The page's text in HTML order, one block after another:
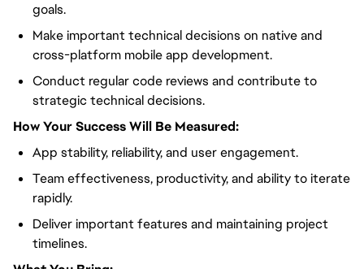
goals.
Make important technical decisions on native and
cross-platform mobile app development.
Conduct regular code reviews and contribute to
strategic technical decisions.
How Your Success Will Be Measured:
App stability, reliability, and user engagement.
Team effectiveness, productivity, and ability to iterate
rapidly.
Deliver important features and maintaining project
timelines.